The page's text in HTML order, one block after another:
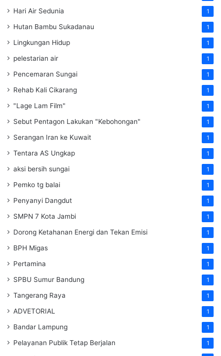
Hari Air Sedunia 1
Hutan Bambu Sukadanau 1
Lingkungan Hidup 1
pelestarian air 1
Pencemaran Sungai 1
Rehab Kali Cikarang 1
"Lage Lam Film" 1
Sebut Pentagon Lakukan "Kebohongan" 1
Serangan Iran ke Kuwait 1
Tentara AS Ungkap 1
aksi bersih sungai 1
Pemko tg balai 1
Penyanyi Dangdut 1
SMPN 7 Kota Jambi 1
Dorong Ketahanan Energi dan Tekan Emisi 1
BPH Migas 1
Pertamina 1
SPBU Sumur Bandung 1
Tangerang Raya 1
ADVETORIAL 1
Bandar Lampung 1
Pelayanan Publik Tetap Berjalan 1